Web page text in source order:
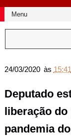
24/03/2020 às 15:41
Deputado
liberação do
pandemia